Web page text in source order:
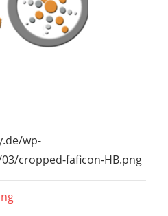
wp-
cropped-faficon-HB.png